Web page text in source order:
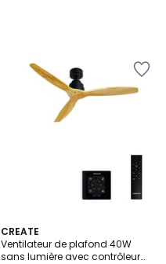
CREATE
Ventilateur de plafond 40W
sans lumière avec contrôleur
2
Couleurs